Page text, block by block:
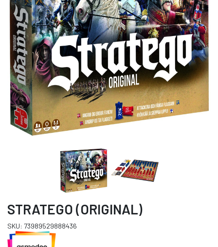
STRATEGO (ORIGINAL)
SKU: 73989529888436